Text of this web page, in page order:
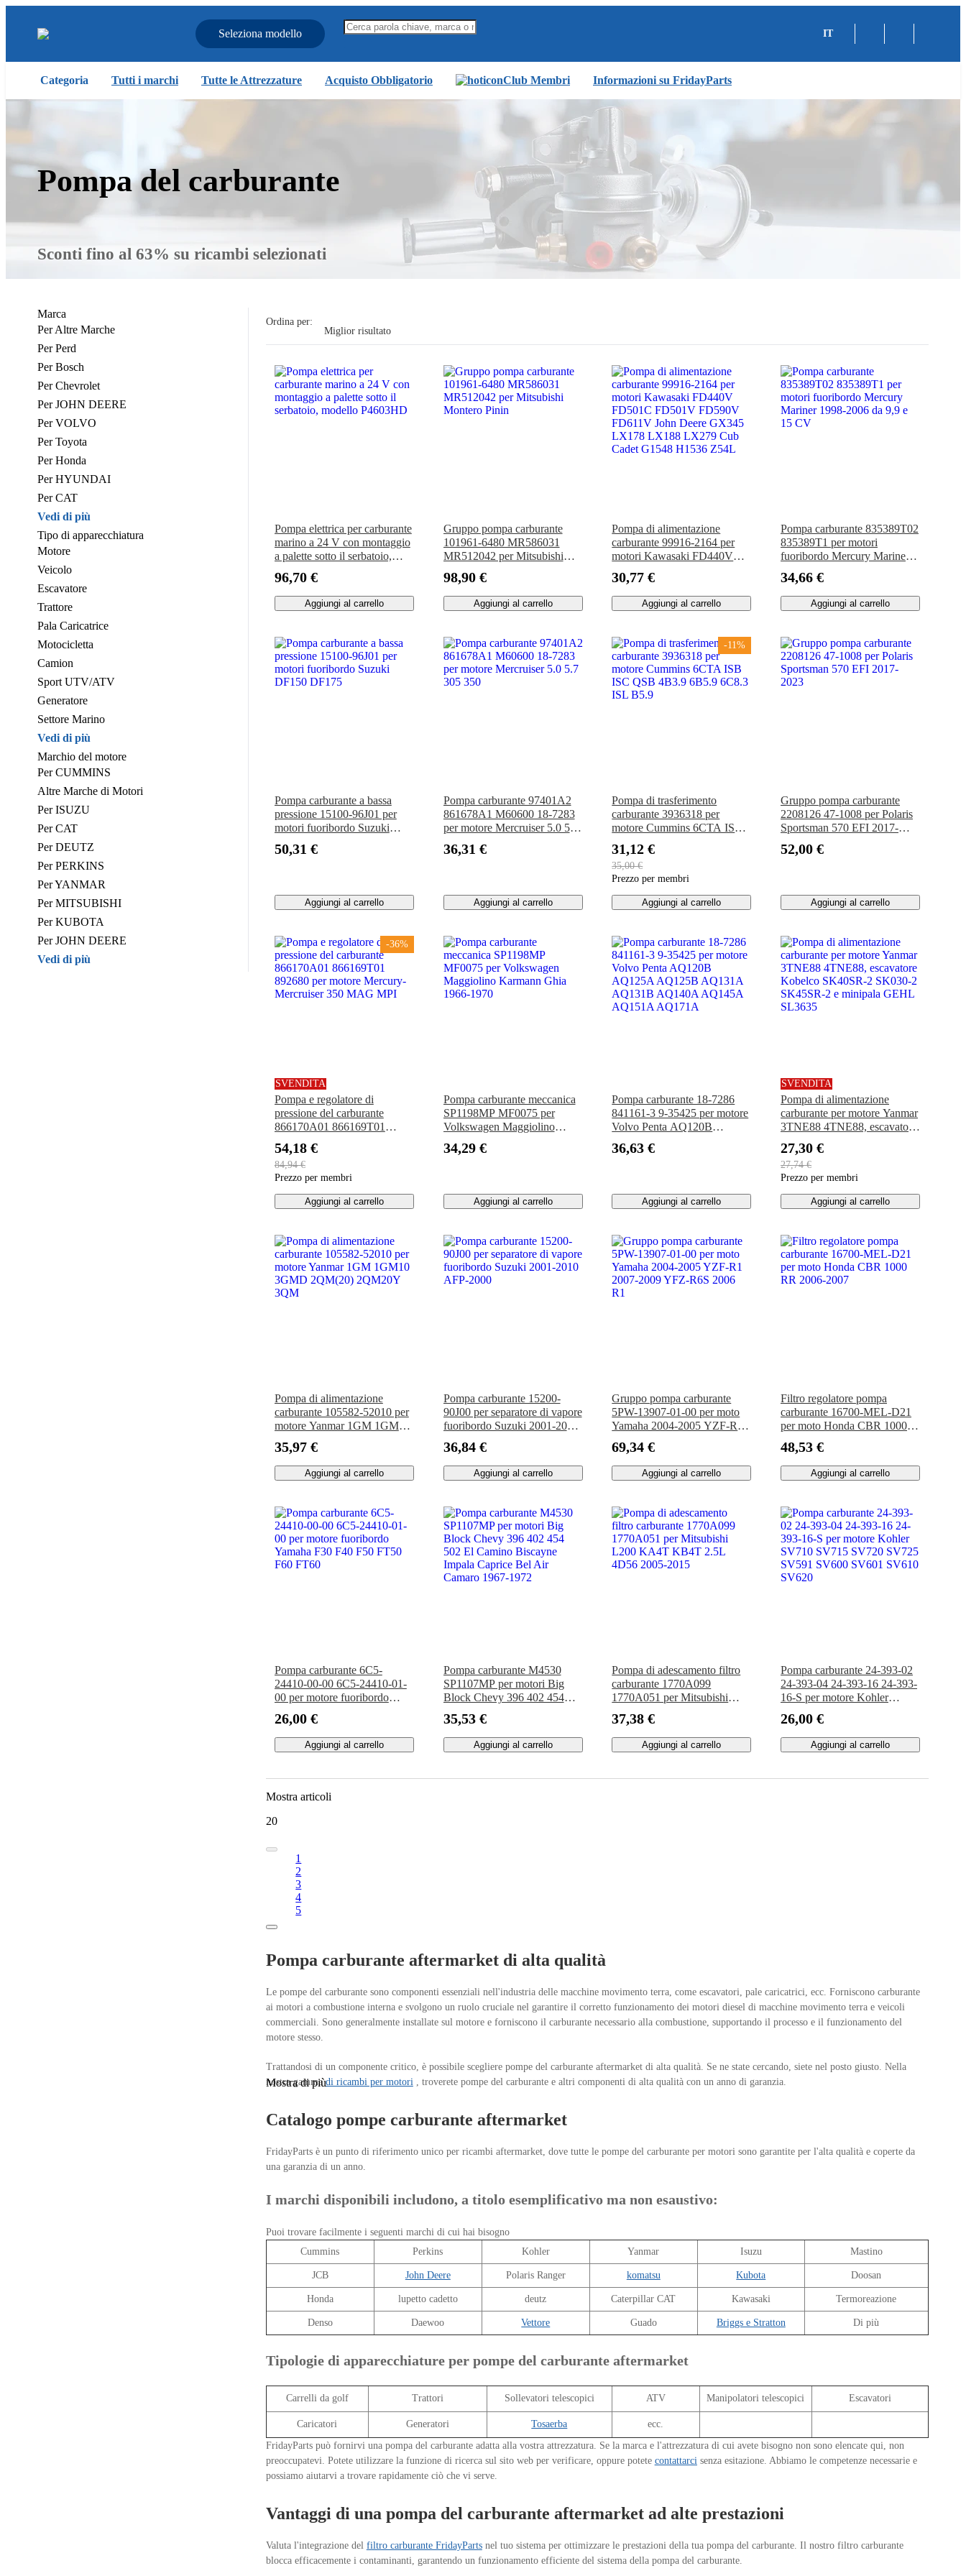
Seleziona modello IT
Categoria Tutti i marchi Tutte le Attrezzature Acquisto Obbligatorio Club Membri Informazioni su FridayParts
Pompa del carburante
Sconti fino al 63% su ricambi selezionati
Marca
Per Altre Marche
Per Perd
Per Bosch
Per Chevrolet
Per JOHN DEERE
Per VOLVO
Per Toyota
Per Honda
Per HYUNDAI
Per CAT
Vedi di più
Tipo di apparecchiatura
Motore
Veicolo
Escavatore
Trattore
Pala Caricatrice
Motocicletta
Camion
Sport UTV/ATV
Generatore
Settore Marino
Vedi di più
Marchio del motore
Per CUMMINS
Altre Marche di Motori
Per ISUZU
Per CAT
Per DEUTZ
Per PERKINS
Per YANMAR
Per MITSUBISHI
Per KUBOTA
Per JOHN DEERE
Vedi di più
Ordina per:
Miglior risultato
Pompa elettrica per carburante
marino a 24 V con montaggio
a palette sotto il serbatoio,
96,70 €
Aggiungi al carrello
Gruppo pompa carburante
101961-6480 MR586031
MR512042 per Mitsubishi
98,90 €
Aggiungi al carrello
Pompa di alimentazione
carburante 99916-2164 per
motori Kawasaki FD440V
FD611V John Deere GX345
LX178 LX188 LX279 Cub
Cadet G1548 H1536 Z54L
30,77 €
Aggiungi al carrello
Pompa carburante 835389T02
835389T1 per motori
fuoribordo Mercury Mariner
34,66 €
Aggiungi al carrello
Pompa carburante a bassa
pressione 15100-96J01 per
motori fuoribordo Suzuki
50,31 €
Aggiungi al carrello
Pompa carburante 97401A2
861678A1 M60600 18-7283
per motore Mercruiser 5.0 5.7
36,31 €
Aggiungi al carrello
-11%
Pompa di trasferimento
carburante 3936318 per
motore Cummins 6CTA ISB
ISL B5.9
31,12 €
35,00 €
Prezzo per membri
Aggiungi al carrello
Gruppo pompa carburante
2208126 47-1008 per Polaris
Sportsman 570 EFI 2017-
52,00 €
Aggiungi al carrello
-36%
SVENDITA
Pompa e regolatore di
pressione del carburante
866170A01 866169T01
Mercruiser 350 MAG MPI
54,18 €
84,94 €
Prezzo per membri
Aggiungi al carrello
Pompa carburante meccanica
SP1198MP MF0075 per
Volkswagen Maggiolino
34,29 €
Aggiungi al carrello
Pompa carburante 18-7286
841161-3 9-35425 per motore
Volvo Penta AQ120B
AQ131B AQ140A AQ145A
36,63 €
Aggiungi al carrello
SVENDITA
Pompa di alimentazione
carburante per motore Yanmar
3TNE88 4TNE88, escavatore
SK45SR-2 e minipala GEHL
SL3635
27,30 €
27,74 €
Prezzo per membri
Aggiungi al carrello
Pompa di alimentazione
carburante 105582-52010 per
motore Yanmar 1GM 1GM10
3QM
35,97 €
Aggiungi al carrello
Pompa carburante 15200-
90J00 per separatore di vapore
fuoribordo Suzuki 2001-2010
36,84 €
Aggiungi al carrello
Gruppo pompa carburante
5PW-13907-01-00 per moto
Yamaha 2004-2005 YZF-R1
R1
69,34 €
Aggiungi al carrello
Filtro regolatore pompa
carburante 16700-MEL-D21
per moto Honda CBR 1000
48,53 €
Aggiungi al carrello
Pompa carburante 6C5-
24410-00-00 6C5-24410-01-
00 per motore fuoribordo
F60 FT60
26,00 €
Aggiungi al carrello
Pompa carburante M4530
SP1107MP per motori Big
Block Chevy 396 402 454
Impala Caprice Bel Air
Camaro 1967-1972
35,53 €
Aggiungi al carrello
Pompa di adescamento filtro
carburante 1770A099
1770A051 per Mitsubishi
4D56 2005-2015
37,38 €
Aggiungi al carrello
Pompa carburante 24-393-02
24-393-04 24-393-16 24-393-
16-S per motore Kohler
SV591 SV600 SV601 SV610
SV620
26,00 €
Aggiungi al carrello
Mostra articoli
20
1
2
3
4
5
Pompa carburante aftermarket di alta qualità
Le pompe del carburante sono componenti essenziali nell'industria delle macchine movimento terra, come escavatori, pale caricatrici, ecc. Forniscono carburante
ai motori a combustione interna e svolgono un ruolo cruciale nel garantire il corretto funzionamento dei motori diesel di macchine movimento terra e veicoli
commerciali. Sono generalmente installate sul motore e forniscono il carburante necessario alla combustione, supportando il processo e il funzionamento del
motore stesso.
Trattandosi di un componente critico, è possibile scegliere pompe del carburante aftermarket di alta qualità. Se ne state cercando, siete nel posto giusto. Nella
nostra gammadi ricambi per motori, troverete pompe del carburante e altri componenti di alta qualità con un anno di garanzia.
Catalogo pompe carburante aftermarket
FridayParts è un punto di riferimento unico per ricambi aftermarket, dove tutte le pompe del carburante per motori sono garantite per l'alta qualità e coperte da
una garanzia di un anno.
I marchi disponibili includono, a titolo esemplificativo ma non esaustivo:
Puoi trovare facilmente i seguenti marchi di cui hai bisogno
Cummins
Perkins Kohler Yanmar Isuzu Mastino
JCB John Deere Polaris Ranger komatsu Kubota Doosan
Honda lupetto cadetto deutz Caterpillar CAT Kawasaki Termoreazione
Denso Daewoo Vettore Guado Briggs e Stratton Di più
Tipologie di apparecchiature per pompe del carburante aftermarket
Carrelli da golf Trattori Sollevatori telescopici ATV Manipolatori telescopici Escavatori
Caricatori Generatori Tosaerba
ecc.
FridayParts può fornirvi una pompa del carburante adatta alla vostra attrezzatura. Se la marca e l'attrezzatura di cui avete bisogno non sono elencate qui, non
preoccupatevi. Potete utilizzare la funzione di ricerca sul sito web per verificare, oppure potete contattarcisenza esitazione. Abbiamo le competenze necessarie e
possiamo aiutarvi a trovare rapidamente ciò che vi serve.
Vantaggi di una pompa del carburante aftermarket ad alte prestazioni
Valuta l'integrazione del filtro carburante FridayPartsnel tuo sistema per ottimizzare le prestazioni della tua pompa del carburante. Il nostro filtro carburante
blocca efficacemente i contaminanti, garantendo un funzionamento efficiente del sistema della pompa del carburante.
Mostra di più